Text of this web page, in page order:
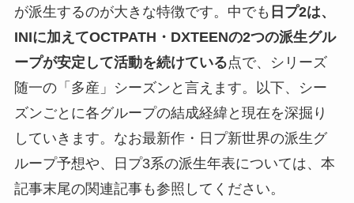
が派生するのが大きな特徴です。中でも 日プ2は、
INIに加えてOCTPATH・DXTEENの2つの派生グル
ープが安定して活動を続けている点で、シリーズ
随一の「多産」シーズンと言えます。以下、シー
ズンごとに各グループの結成経緯と現在を深掘り
していきます。なお最新作・日プ新世界の派生グ
ループ予想や、日プ3系の派生年表については、本
記事末尾の関連記事も参照してください。